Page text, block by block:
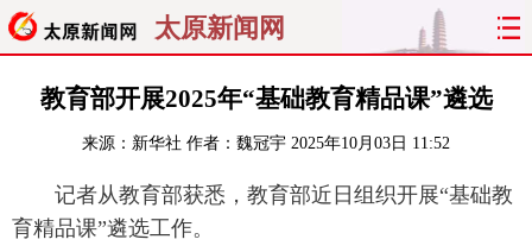
太原新闻网
首页 聚焦 太原 山西
经济 关注 文明 出行
纵横 曝光 综合 专题
教育部开展2025年“基础教育精品课”遴选
来源： 新华社 作者：魏冠宇 2025年10月03日 11:52
记者从教育部获悉，教育部近日组织开展“基础教
育精品课”遴选工作。